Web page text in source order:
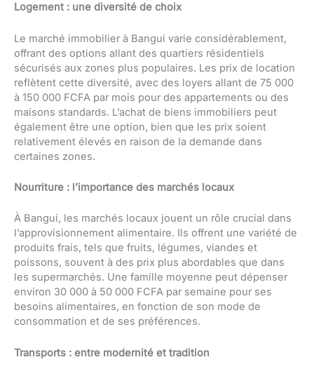
Logement : une diversité de choix
Le marché immobilier à Bangui varie considérablement,
offrant des options allant des quartiers résidentiels
sécurisés aux zones plus populaires. Les prix de location
reflètent cette diversité, avec des loyers allant de 75 000
à 150 000 FCFA par mois pour des appartements ou des
maisons standards. L’achat de biens immobiliers peut
également être une option, bien que les prix soient
relativement élevés en raison de la demande dans
certaines zones.
Nourriture : l’importance des marchés locaux
À Bangui, les marchés locaux jouent un rôle crucial dans
l’approvisionnement alimentaire. Ils offrent une variété de
produits frais, tels que fruits, légumes, viandes et
poissons, souvent à des prix plus abordables que dans
les supermarchés. Une famille moyenne peut dépenser
environ 30 000 à 50 000 FCFA par semaine pour ses
besoins alimentaires, en fonction de son mode de
consommation et de ses préférences.
Transports : entre modernité et tradition